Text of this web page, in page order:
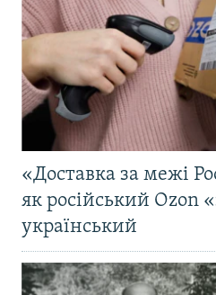
«Доставка за межі
як російський Ozon
український